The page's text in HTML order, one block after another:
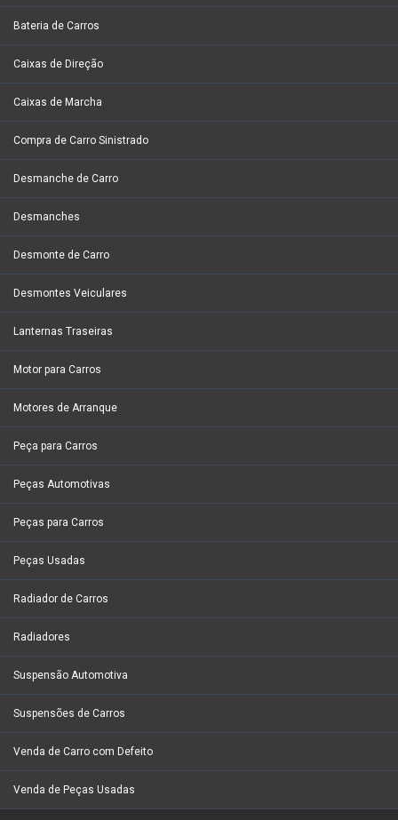
Bateria de Carros
Caixas de Direção
Caixas de Marcha
Compra de Carro Sinistrado
Desmanche de Carro
Desmanches
Desmonte de Carro
Desmontes Veiculares
Lanternas Traseiras
Motor para Carros
Motores de Arranque
Peça para Carros
Peças Automotivas
Peças para Carros
Peças Usadas
Radiador de Carros
Radiadores
Suspensão Automotiva
Suspensões de Carros
Venda de Carro com Defeito
Venda de Peças Usadas